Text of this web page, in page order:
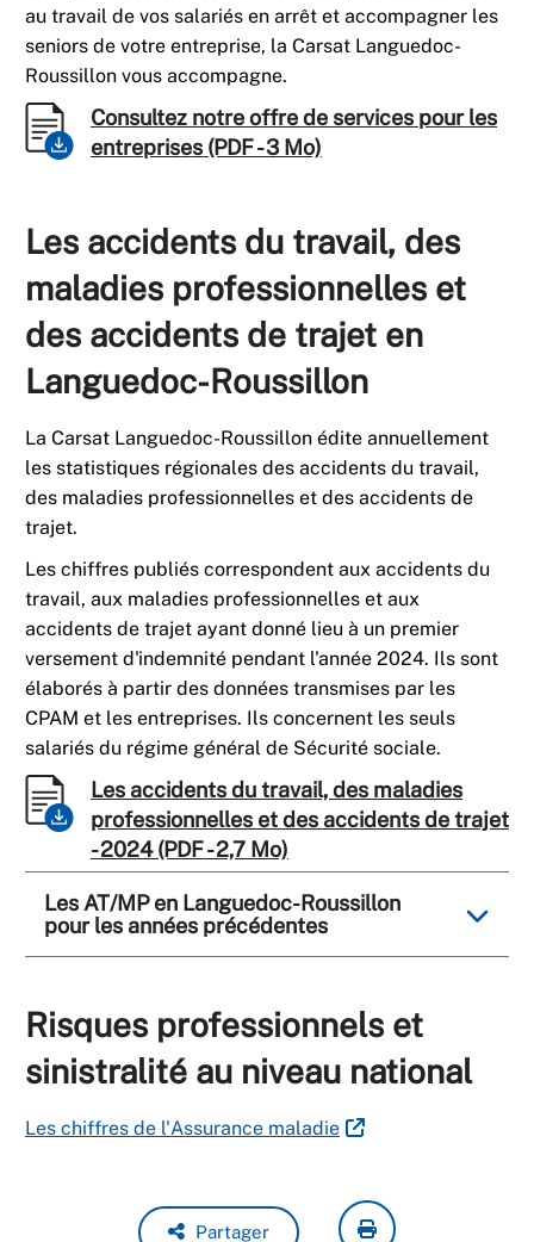
au travail de vos salariés en arrêt et accompagner les
seniors de votre entreprise, la Carsat Languedoc-
Roussillon vous accompagne.
Consultez notre offre de services pour les
entreprises (PDF - 3 Mo)
Les accidents du travail, des
maladies professionnelles et
des accidents de trajet en
Languedoc-Roussillon
La Carsat Languedoc-Roussillon édite annuellement
les statistiques régionales des accidents du travail,
des maladies professionnelles et des accidents de
trajet.
Les chiffres publiés correspondent aux accidents du
travail, aux maladies professionnelles et aux
accidents de trajet ayant donné lieu à un premier
versement d'indemnité pendant l'année 2024. Ils sont
élaborés à partir des données transmises par les
CPAM et les entreprises. Ils concernent les seuls
salariés du régime général de Sécurité sociale.
Les accidents du travail, des maladies
professionnelles et des accidents de trajet
- 2024 (PDF - 2,7 Mo)
Les AT/MP en Languedoc-Roussillon
pour les années précédentes
Risques professionnels et
sinistralité au niveau national
Les chiffres de l'Assurance maladie
Partager